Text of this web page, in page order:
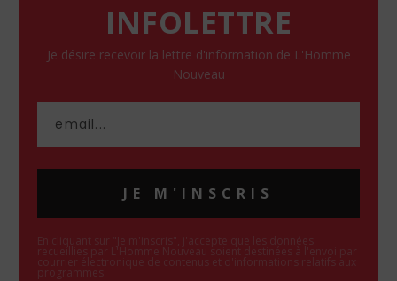
INFOLETTRE
Je désire recevoir la lettre d'information de L'Homme
Nouveau
JE M'INSCRIS
En cliquant sur "Je m'inscris", j'accepte que les données
recueillies par L'Homme Nouveau soient destinées à l'envoi par
courrier électronique de contenus et d'informations relatifs aux
programmes.